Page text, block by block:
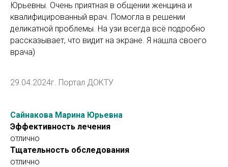
Юрьевны. Очень приятная в общении женщина и
квалифицированный врач. Помогла в решении
деликатной проблемы. На узи всегда всё подробно
рассказывает, что видит на экране. Я нашла своего
врача)
29.04.2024г. Портал ДОКТУ
Сайнакова Марина Юрьевна
Эффективность лечения
отлично
Тщательность обследования
отлично